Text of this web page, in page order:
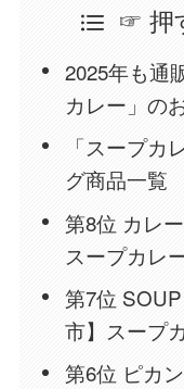
☞ 押
2025年も通
カレー」の
「スープカ
グ商品一覧
第8位 カレ
スープカレ
第7位
市】スープ
第6位 ピカ